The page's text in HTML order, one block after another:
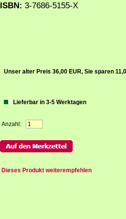
ISBN: 3-7686-5155-X
Unser alter Preis 36,00 EUR, Sie sparen
Lieferbar in 3-5 Werktagen
Anzahl:
Dieses Produkt weiterempfehlen